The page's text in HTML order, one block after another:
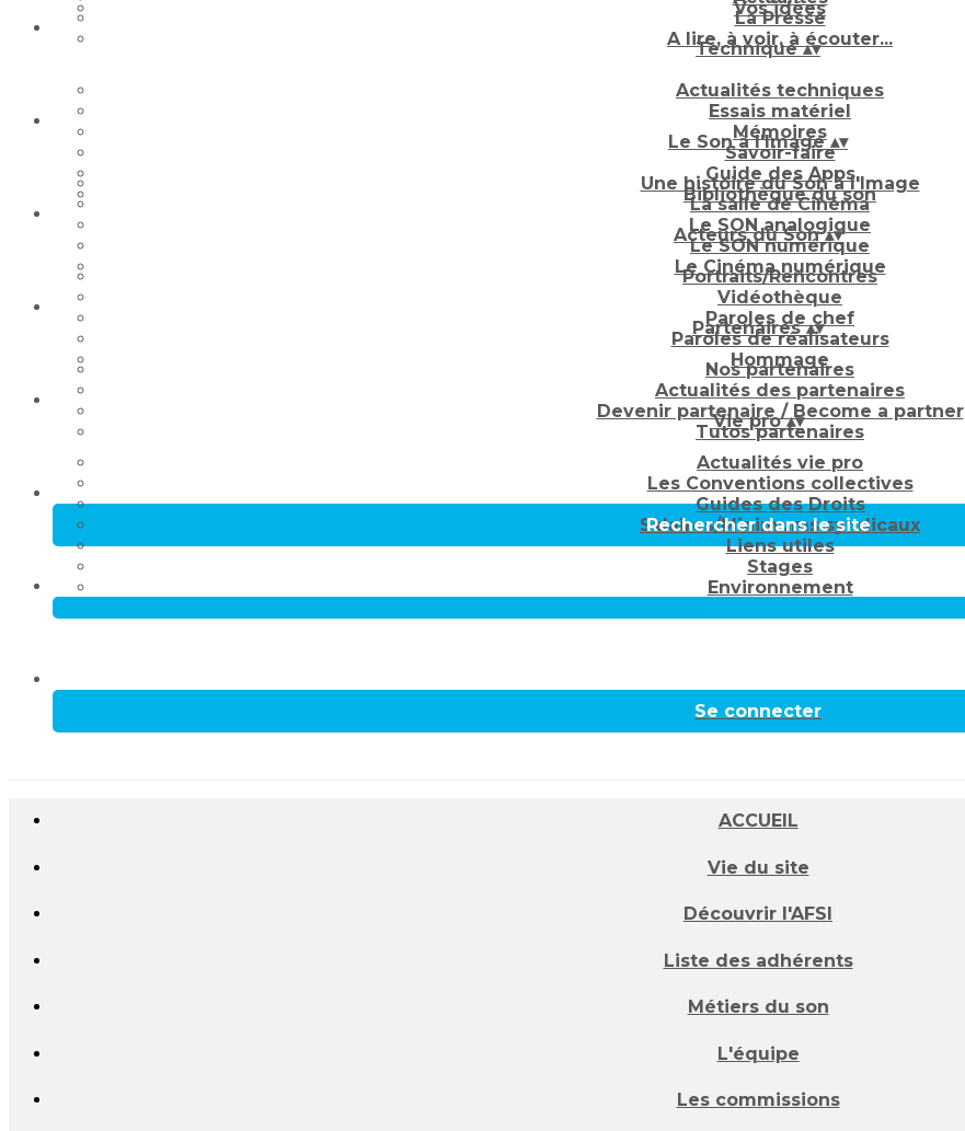
Vos idées
La Presse
A lire, à voir, à écouter...
Technique▴▾
Actualités techniques
Essais matériel
Mémoires
Savoir-faire
Guide des Apps
Bibliothèque du son
Le Son à l'Image▴▾
Une histoire du Son à l'Image
La salle de Cinéma
Le SON analogique
Le SON numérique
Le Cinéma numérique
Acteurs du Son▴▾
Portraits/Rencontres
Vidéothèque
Paroles de chef
Paroles de réalisateurs
Hommage
Partenaires▴▾
Nos partenaires
Actualités des partenaires
Devenir partenaire / Become a partner
Tutos partenaires
Vie pro▴▾
Actualités vie pro
Les Conventions collectives
Guides des Droits
Salaires/Minimums syndicaux
Liens utiles
Stages
Environnement
Rechercher dans le site
Se connecter
ACCUEIL
Vie du site
Découvrir l'AFSI
Liste des adhérents
Métiers du son
L'équipe
Les commissions